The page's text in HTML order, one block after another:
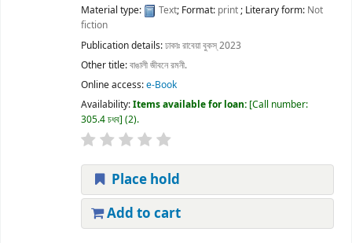
Material type: Text; Format: print; Literary form: Not
fiction
Publication details:ঢাকাঃরাবেয়া বুকস্2023
Other title:বাঙালী জীবনে রমনী.
Online access:e-Book
Availability:Items available for loan: Call number:
305.4 চধব (2).
Place hold
Add to cart